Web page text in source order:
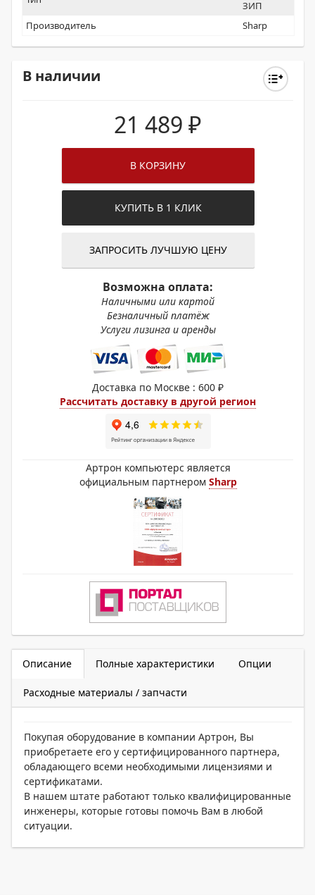
ЗИП
Производитель
Sharp
В наличии
21 489 ₽
В КОРЗИНУ
КУПИТЬ В 1 КЛИК
ЗАПРОСИТЬ ЛУЧШУЮ ЦЕНУ
Возможна оплата:
Наличными или картой
Безналичный платёж
Услуги лизинга и аренды
Доставка по Москве : 600 ₽
Рассчитать доставку в другой регион
Артрон компьютерс является
официальным партнером Sharp
Описание Полные характеристики Опции
Расходные материалы / запчасти
Покупая оборудование в компании Артрон, Вы
приобретаете его у сертифицированного партнера,
обладающего всеми необходимыми лицензиями и
сертификатами.
В нашем штате работают только квалифицированные
инженеры, которые готовы помочь Вам в любой
ситуации.